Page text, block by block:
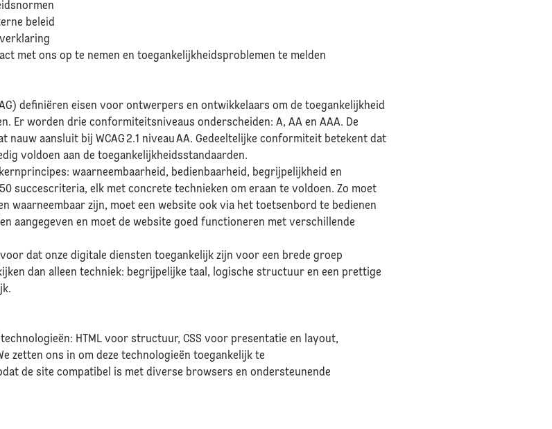
beleid
met ons op te nemen en toegankelijkheidsproblemen te melden
definiëren eisen voor ontwerpers en ontwikkelaars om de toegankelijkheid
Er worden drie conformiteitsniveaus onderscheiden: A, AA en AAA. De
nauw aansluit bij WCAG 2.1 niveau AA. Gedeeltelijke conformiteit betekent dat
voldoen aan de toegankelijkheidsstandaarden.
waarneembaarheid, bedienbaarheid, begrijpelijkheid en
succescriteria, elk met concrete technieken om eraan te voldoen. Zo moet
waarneembaar zijn, moet een website ook via het toetsenbord te bedienen
aangegeven en moet de website goed functioneren met verschillende
dat onze digitale diensten toegankelijk zijn voor een brede groep
dan alleen techniek: begrijpelijke taal, logische structuur en een prettige
HTML voor structuur, CSS voor presentatie en layout,
zetten ons in om deze technologieën toegankelijk te
de site compatibel is met diverse browsers en ondersteunende